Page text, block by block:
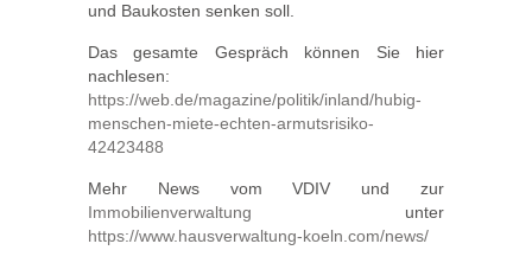
und Baukosten senken soll.
Das gesamte Gespräch können Sie hier
nachlesen:
https://web.de/magazine/politik/inland/hubig-
menschen-miete-echten-armutsrisiko-
42423488
Mehr News vom VDIV und zur
Immobilienverwaltung unter
https://www.hausverwaltung-koeln.com/news/